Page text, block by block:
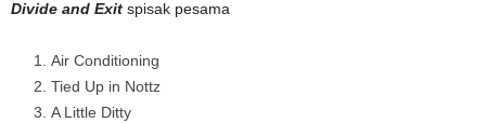
Divide and Exit spisak pesama
Air Conditioning
Tied Up in Nottz
A Little Ditty